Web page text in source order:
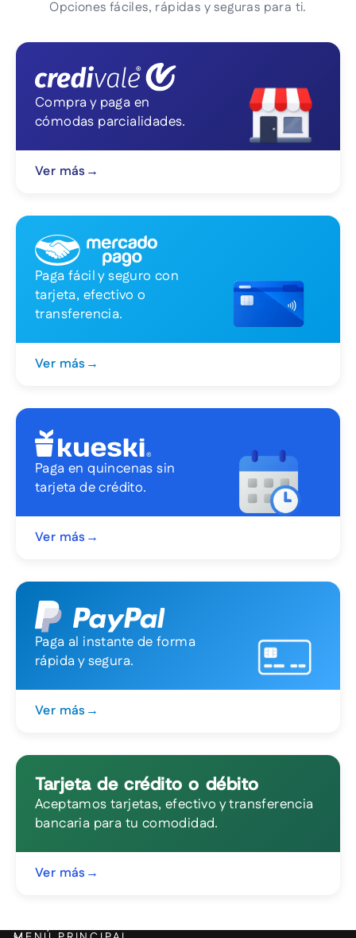
Opciones fáciles, rápidas y seguras para ti.
Compra y paga en
cómodas parcialidades.
Ver más →
Paga fácil y seguro con
tarjeta, efectivo o
transferencia.
Ver más →
Paga en quincenas sin
tarjeta de crédito.
Ver más →
Paga al instante de forma
rápida y segura.
Ver más →
Tarjeta de crédito o débito
Aceptamos tarjetas, efectivo y transferencia
bancaria para tu comodidad.
Ver más →